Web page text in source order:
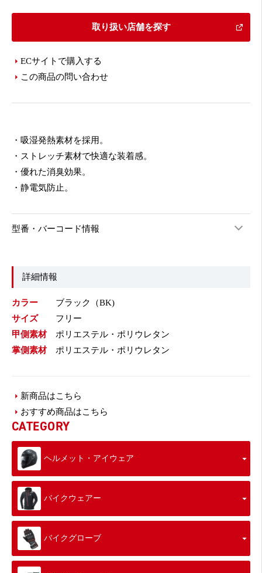
取り扱い店舗を探す
ECサイトで購入する
この商品の問い合わせ
・吸湿発熱素材を採用。
・ストレッチ素材で快適な装着感。
・優れた消臭効果。
・静電気防止。
型番・バーコード情報
詳細情報
カラー
ブラック（BK)
サイズ
フリー
甲側素材
ポリエステル・ポリウレタン
掌側素材
ポリエステル・ポリウレタン
新商品はこちら
おすすめ商品はこちら
CATEGORY
ヘルメット・アイウェア
バイクウェアー
バイクグローブ